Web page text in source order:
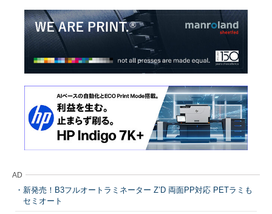
AD
新発売！B3フルオートラミネーター Z’D 両面PP対応 PETラミも
セミオート